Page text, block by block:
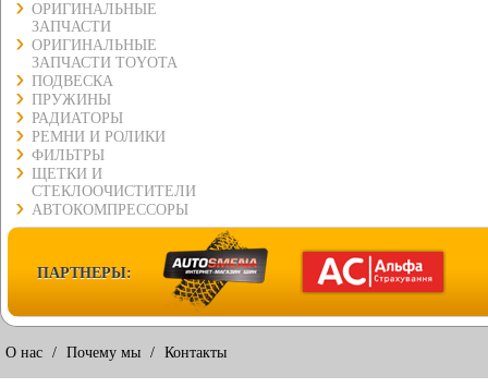
ОРИГИНАЛЬНЫЕ
ЗАПЧАСТИ
ОРИГИНАЛЬНЫЕ
ЗАПЧАСТИ TOYOTA
ПОДВЕСКА
ПРУЖИНЫ
РАДИАТОРЫ
РЕМНИ И РОЛИКИ
ФИЛЬТРЫ
ЩЕТКИ И
СТЕКЛООЧИСТИТЕЛИ
АВТОКОМПРЕССОРЫ
ПАРТНЕРЫ:
О нас / Почему мы / Контакты